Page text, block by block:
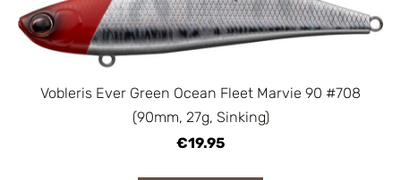
Vobleris Ever Green Ocean Fleet Marvie 90 #708
(90mm, 27g, Sinking)
€19.95